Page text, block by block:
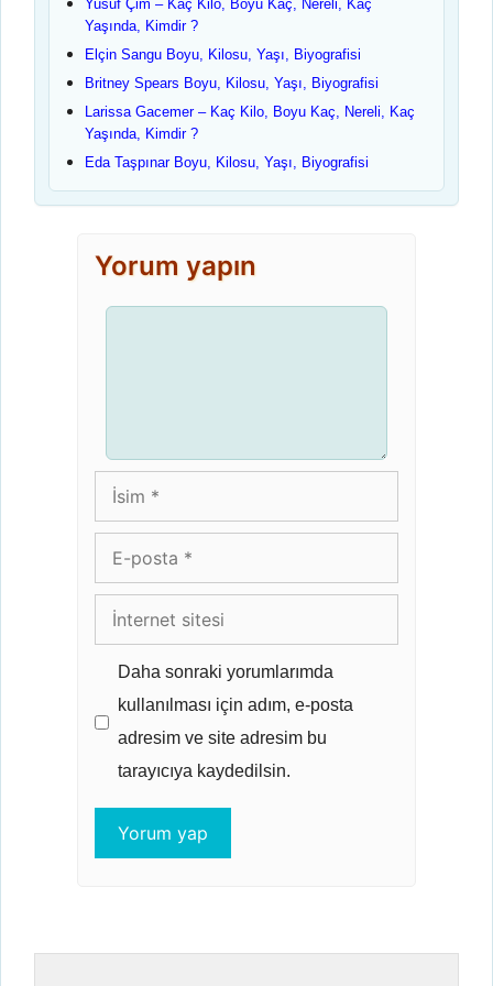
Yusuf Çim – Kaç Kilo, Boyu Kaç, Nereli, Kaç
Yaşında, Kimdir ?
Elçin Sangu Boyu, Kilosu, Yaşı, Biyografisi
Britney Spears Boyu, Kilosu, Yaşı, Biyografisi
Larissa Gacemer – Kaç Kilo, Boyu Kaç, Nereli, Kaç
Yaşında, Kimdir ?
Eda Taşpınar Boyu, Kilosu, Yaşı, Biyografisi
Yorum yapın
İsim
posta
İnternet
sitesi
Daha sonraki yorumlarımda
kullanılması için adım, e-posta
adresim ve site adresim bu
tarayıcıya kaydedilsin.